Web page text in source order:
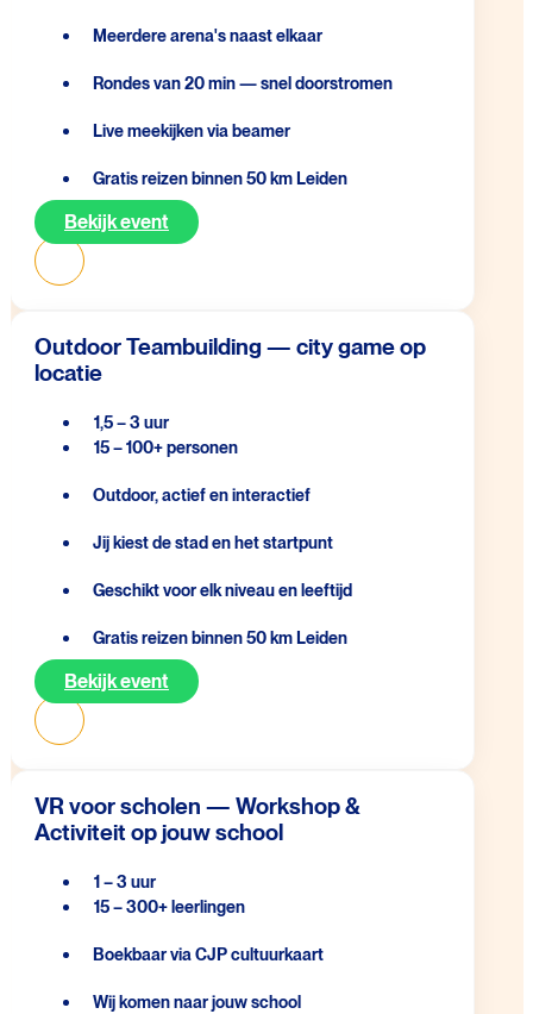
Meerdere arena's naast elkaar
Rondes van 20 min — snel doorstromen
Live meekijken via beamer
Gratis reizen binnen 50 km Leiden
Bekijk event
Outdoor Teambuilding — city game op
locatie
1,5 – 3 uur
15 – 100+ personen
Outdoor, actief en interactief
Jij kiest de stad en het startpunt
Geschikt voor elk niveau en leeftijd
Gratis reizen binnen 50 km Leiden
Bekijk event
VR voor scholen — Workshop &
Activiteit op jouw school
1 – 3 uur
15 – 300+ leerlingen
Boekbaar via CJP cultuurkaart
Wij komen naar jouw school